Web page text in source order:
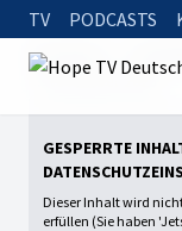
TV PODCASTS
Startseite
5. November 2025
GESPERRTE
Dieser Inhalt wird
erfüllen (Sie haben